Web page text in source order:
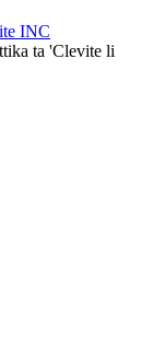
INC
ta 'Clevite li